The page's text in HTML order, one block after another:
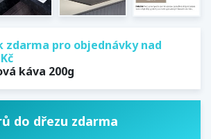
zdarma pro objednávky nad
káva 200g
do dřezu zdarma